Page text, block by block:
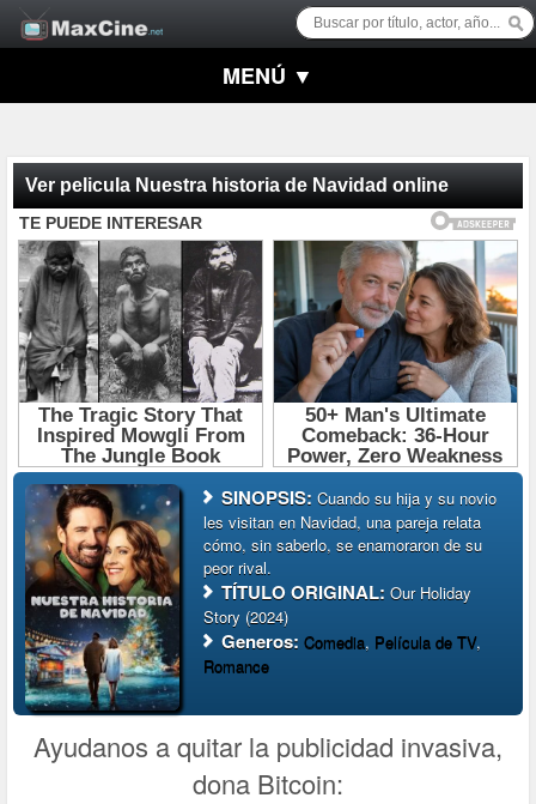
MENÚ ▼
Ver pelicula Nuestra historia de Navidad online
SINOPSIS:Cuando su hija y su novio
les visitan en Navidad, una pareja relata
cómo, sin saberlo, se enamoraron de su
peor rival.
TÍTULO ORIGINAL:Our Holiday
Story (2024)
Generos:Comedia, Película de TV,
Romance
Ayudanos a quitar la publicidad invasiva,
dona Bitcoin: